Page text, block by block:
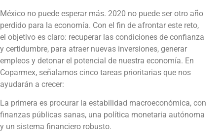
México no puede esperar más. 2020 no puede ser otro año
perdido para la economía. Con el fin de afrontar este reto,
el objetivo es claro: recuperar las condiciones de confianza
y certidumbre, para atraer nuevas inversiones, generar
empleos y detonar el potencial de nuestra economía. En
Coparmex, señalamos cinco tareas prioritarias que nos
ayudarán a crecer:
La primera es procurar la estabilidad macroeconómica, con
finanzas públicas sanas, una política monetaria autónoma
y un sistema financiero robusto.